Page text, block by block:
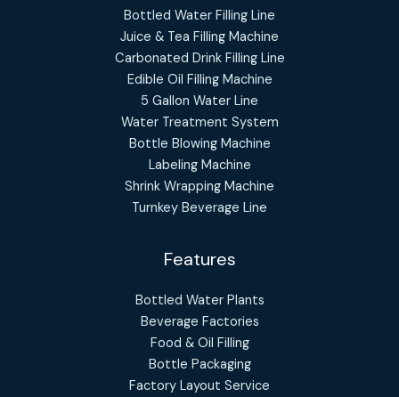
Bottled Water Filling Line
Juice & Tea Filling Machine
Carbonated Drink Filling Line
Edible Oil Filling Machine
5 Gallon Water Line
Water Treatment System
Bottle Blowing Machine
Labeling Machine
Shrink Wrapping Machine
Turnkey Beverage Line
Features
Bottled Water Plants
Beverage Factories
Food & Oil Filling
Bottle Packaging
Factory Layout Service